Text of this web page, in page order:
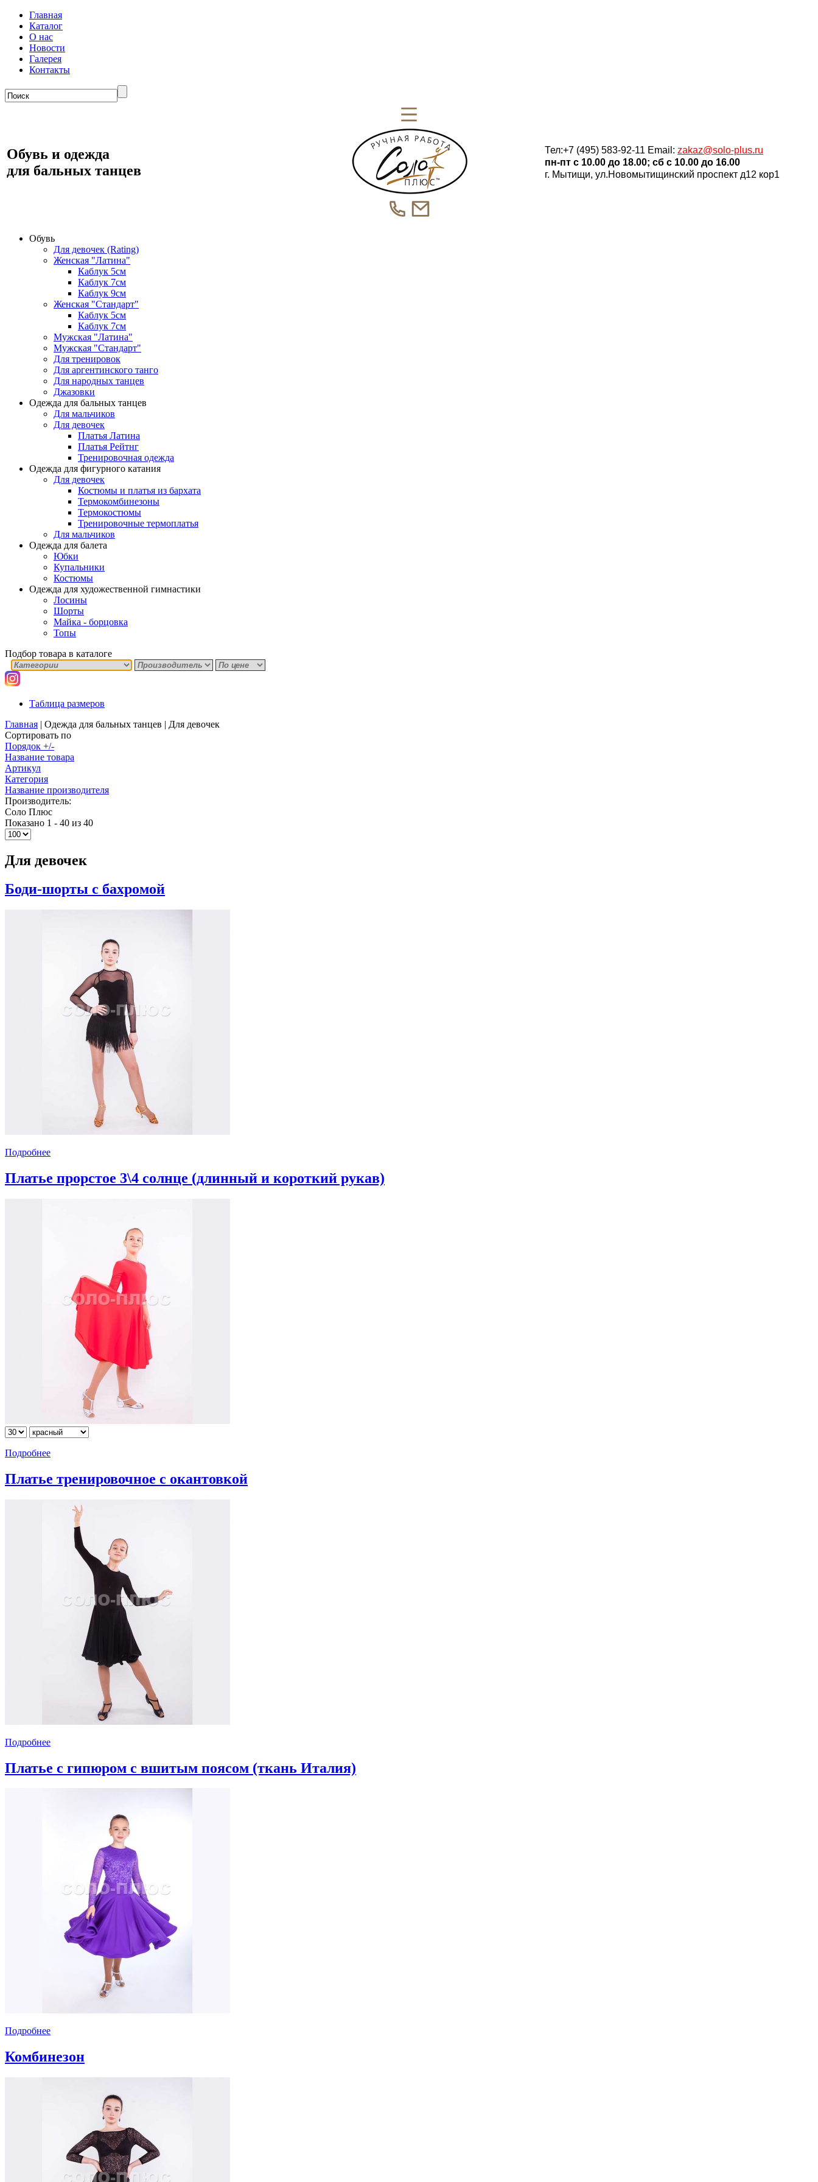
Главная
Каталог
О нас
Новости
Галерея
Контакты
Обувь и одежда
для бальных танцев
Тел:+7 (495) 583-92-11 Email: zakaz@solo-plus.ru
пн-пт c 10.00 до 18.00; сб c 10.00 до 16.00
г. Мытищи, ул.Новомытищинский проспект д12 кор1
Обувь
Для девочек (Rating)
Женская "Латина"
Каблук 5см
Каблук 7см
Каблук 9см
Женская "Стандарт"
Каблук 5см
Каблук 7см
Мужская "Латина"
Мужская "Стандарт"
Для тренировок
Для аргентинского танго
Для народных танцев
Джазовки
Одежда для бальных танцев
Для мальчиков
Для девочек
Платья Латина
Платья Рейтнг
Тренировочная одежда
Одежда для фигурного катания
Для девочек
Костюмы и платья из бархата
Термокомбинезоны
Термокостюмы
Тренировочные термоплатья
Для мальчиков
Одежда для балета
Юбки
Купальники
Костюмы
Одежда для художественной гимнастики
Лосины
Шорты
Майка - борцовка
Топы
Подбор товара в каталоге
Таблица размеров
Главная | Одежда для бальных танцев | Для девочек
Сортировать по
Порядок +/-
Название товара
Артикул
Категория
Название производителя
Производитель:
Соло Плюс
Показано 1 - 40 из 40
Для девочек
Боди-шорты с бахромой
Подробнее
Платье прорстое 3\4 солнце (длинный и короткий рукав)
Подробнее
Платье тренировочное с окантовкой
Подробнее
Платье с гипюром с вшитым поясом (ткань Италия)
Подробнее
Комбинезон